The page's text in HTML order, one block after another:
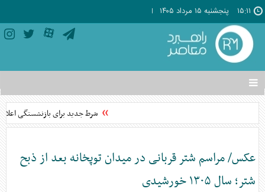
۱۵:۱۱ پنجشنبه ۱۵ مرداد ۱۴۰۵
تغییر
وضعیت
منوی
ها
شرط جدید برای بازنشستگی
عکس/ مراسم شتر قربانی در میدان توپخانه بعد از ذبح
شتر؛ سال ۱۳۰۵ خورشیدی